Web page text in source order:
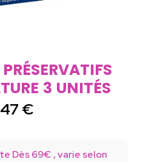
3 UNITÉS
€
Dès 69€ , varie selon